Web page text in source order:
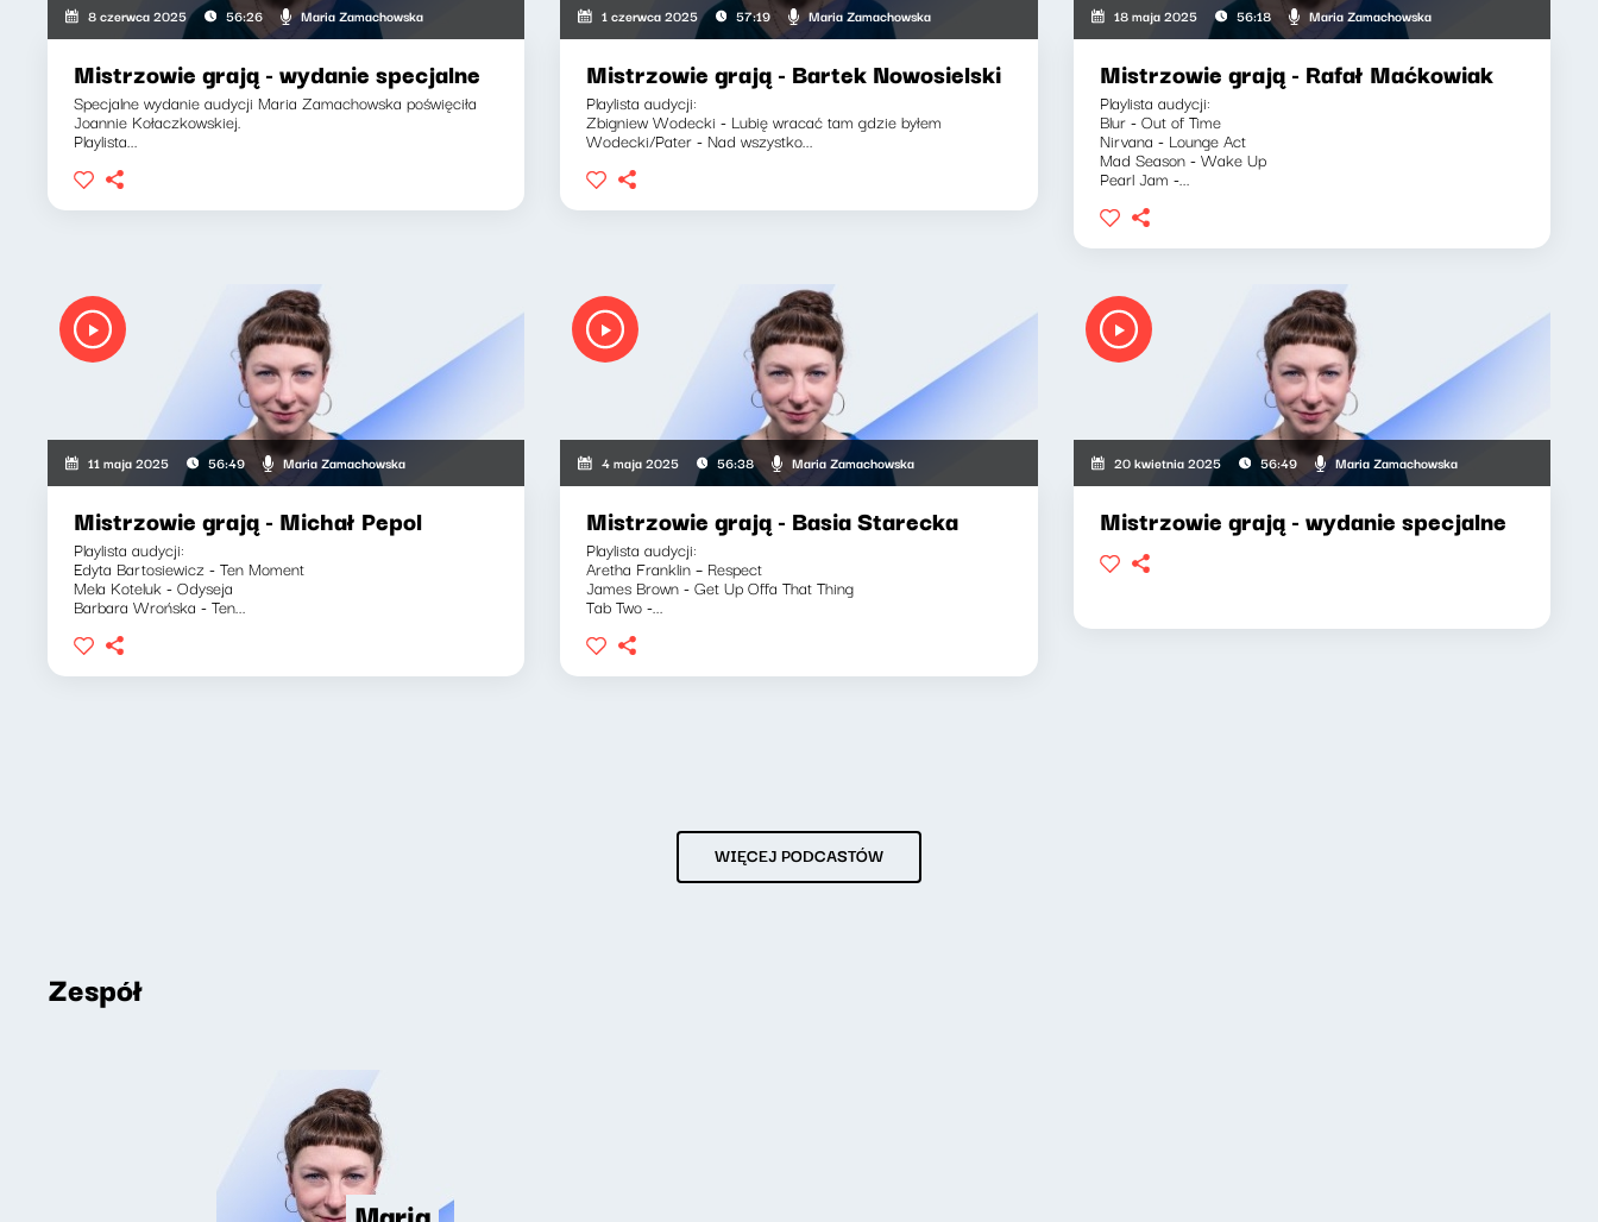
8 czerwca 2025 56:26 Maria Zamachowska
Mistrzowie grają - wydanie specjalne
Specjalne wydanie audycji Maria Zamachowska poświęciła
Joannie Kołaczkowskiej.
Playlista...
1 czerwca 2025 57:19 Maria Zamachowska
Mistrzowie grają - Bartek Nowosielski
Playlista audycji:
Zbigniew Wodecki - Lubię wracać tam gdzie byłem
Wodecki/Pater - Nad wszystko...
18 maja 2025 56:18 Maria Zamachowska
Mistrzowie grają - Rafał Maćkowiak
Playlista audycji:
Blur - Out of Time
Nirvana - Lounge Act
Mad Season - Wake Up
Pearl Jam -...
11 maja 2025 56:49 Maria Zamachowska
Mistrzowie grają - Michał Pepol
Playlista audycji:
Edyta Bartosiewicz - Ten Moment
Mela Koteluk - Odyseja
Barbara Wrońska - Ten...
4 maja 2025 56:38 Maria Zamachowska
Mistrzowie grają - Basia Starecka
Playlista audycji:
Aretha Franklin – Respect
James Brown - Get Up Offa That Thing
Tab Two -...
20 kwietnia 2025 56:49 Maria Zamachowska
Mistrzowie grają - wydanie specjalne
WIĘCEJ PODCASTÓW
Zespół